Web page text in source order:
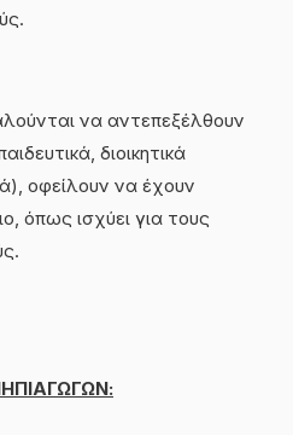
να αντεπεξέλθουν
διοικητικά
οφείλουν να έχουν
όπως ισχύει για τους